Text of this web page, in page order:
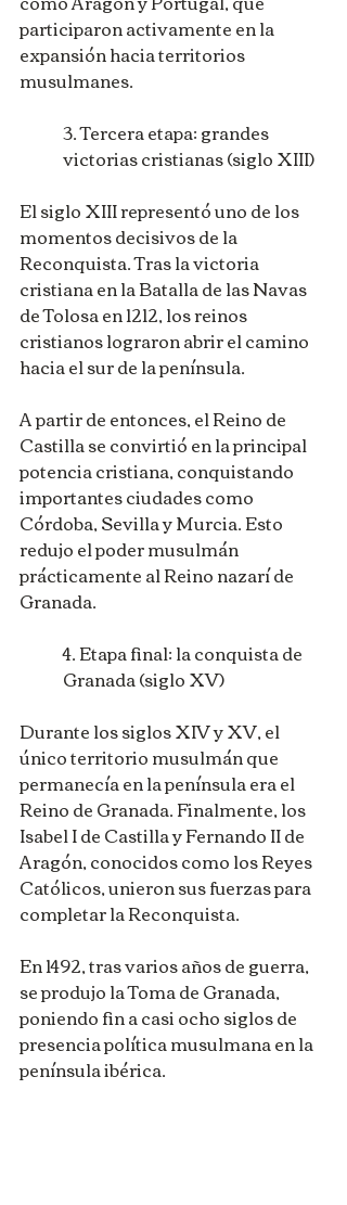
participaron activamente en la
expansión hacia territorios
musulmanes.
3. Tercera etapa: grandes
victorias cristianas (siglo XIII)
El siglo XIII representó uno de los
momentos decisivos de la
Reconquista. Tras la victoria
cristiana en la Batalla de las Navas
de Tolosa en 1212, los reinos
cristianos lograron abrir el camino
hacia el sur de la península.
A partir de entonces, el Reino de
Castilla se convirtió en la principal
potencia cristiana, conquistando
importantes ciudades como
Córdoba, Sevilla y Murcia. Esto
redujo el poder musulmán
prácticamente al Reino nazarí de
Granada.
4. Etapa final: la conquista de
Granada (siglo XV)
Durante los siglos XIV y XV, el
único territorio musulmán que
permanecía en la península era el
Reino de Granada. Finalmente, los
Isabel I de Castilla y Fernando II de
Aragón, conocidos como los Reyes
Católicos, unieron sus fuerzas para
completar la Reconquista.
En 1492, tras varios años de guerra,
se produjo la Toma de Granada,
poniendo fin a casi ocho siglos de
presencia política musulmana en la
península ibérica.